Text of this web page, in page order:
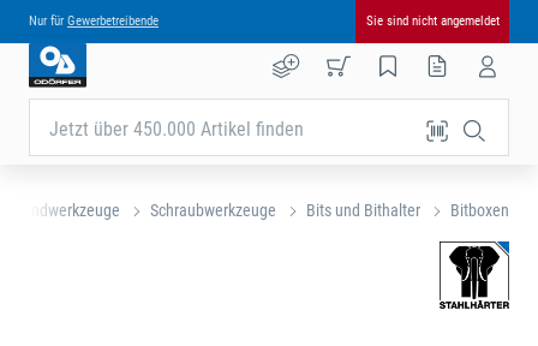
Nur für Gewerbetreibende Sie sind nicht angemeldet
Jetzt über 450.000 Artikel finden
Handwerkzeuge Schraubwerkzeuge Bits und Bithalter Bitboxen